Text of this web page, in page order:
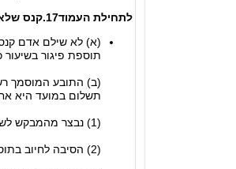
לתחילת העמוד17.קנס שלא שולם
תוספת פיגור בשיעור כאמור
(ב) התובע המוסמך
תשלום במועד היא
(1) נבצר מהמבקש לשלם את הקנס במועד בשל סיבה שאינה תלויה בו;
(2) הסיבה לחיוב בתוספת הפיגור יסודה בתקלה של רשויות המדינה.